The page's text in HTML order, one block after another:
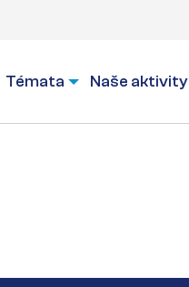
Témata Naše aktivity